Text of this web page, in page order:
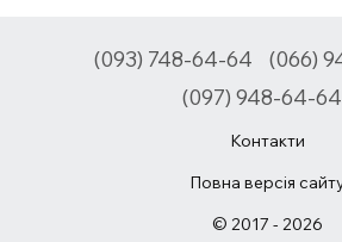
(093) 748-64-64
(066)
(097) 948-64-64
Контакти
Повна версія
© 2017 - 2026